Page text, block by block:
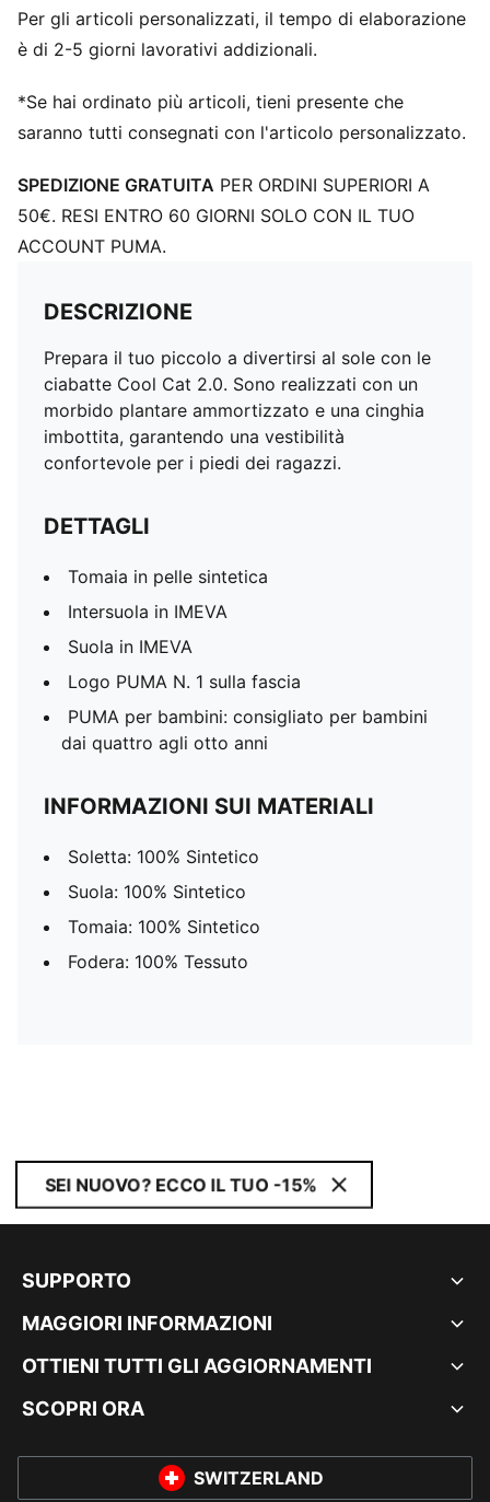
Per gli articoli personalizzati, il tempo di elaborazione
è di 2-5 giorni lavorativi addizionali.
*Se hai ordinato più articoli, tieni presente che
saranno tutti consegnati con l'articolo personalizzato.
SPEDIZIONE GRATUITA PER ORDINI SUPERIORI A
50€. RESI ENTRO 60 GIORNI SOLO CON IL TUO
ACCOUNT PUMA.
DESCRIZIONE
Prepara il tuo piccolo a divertirsi al sole con le
ciabatte Cool Cat 2.0. Sono realizzati con un
morbido plantare ammortizzato e una cinghia
imbottita, garantendo una vestibilità
confortevole per i piedi dei ragazzi.
DETTAGLI
Tomaia in pelle sintetica
Intersuola in IMEVA
Suola in IMEVA
Logo PUMA N. 1 sulla fascia
PUMA per bambini: consigliato per bambini
dai quattro agli otto anni
INFORMAZIONI SUI MATERIALI
Soletta: 100% Sintetico
Suola: 100% Sintetico
Tomaia: 100% Sintetico
Fodera: 100% Tessuto
SEI NUOVO? ECCO IL TUO -15%
SUPPORTO
MAGGIORI INFORMAZIONI
OTTIENI TUTTI GLI AGGIORNAMENTI
SCOPRI ORA
SWITZERLAND